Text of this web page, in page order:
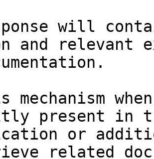
will
and relevant
mechanism
present in
or